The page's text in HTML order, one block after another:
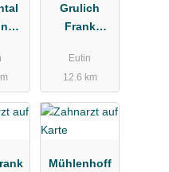
Grulich
Frank
Zahnarztpra
xis
Eutin
12.6 km
Mühlenhoff